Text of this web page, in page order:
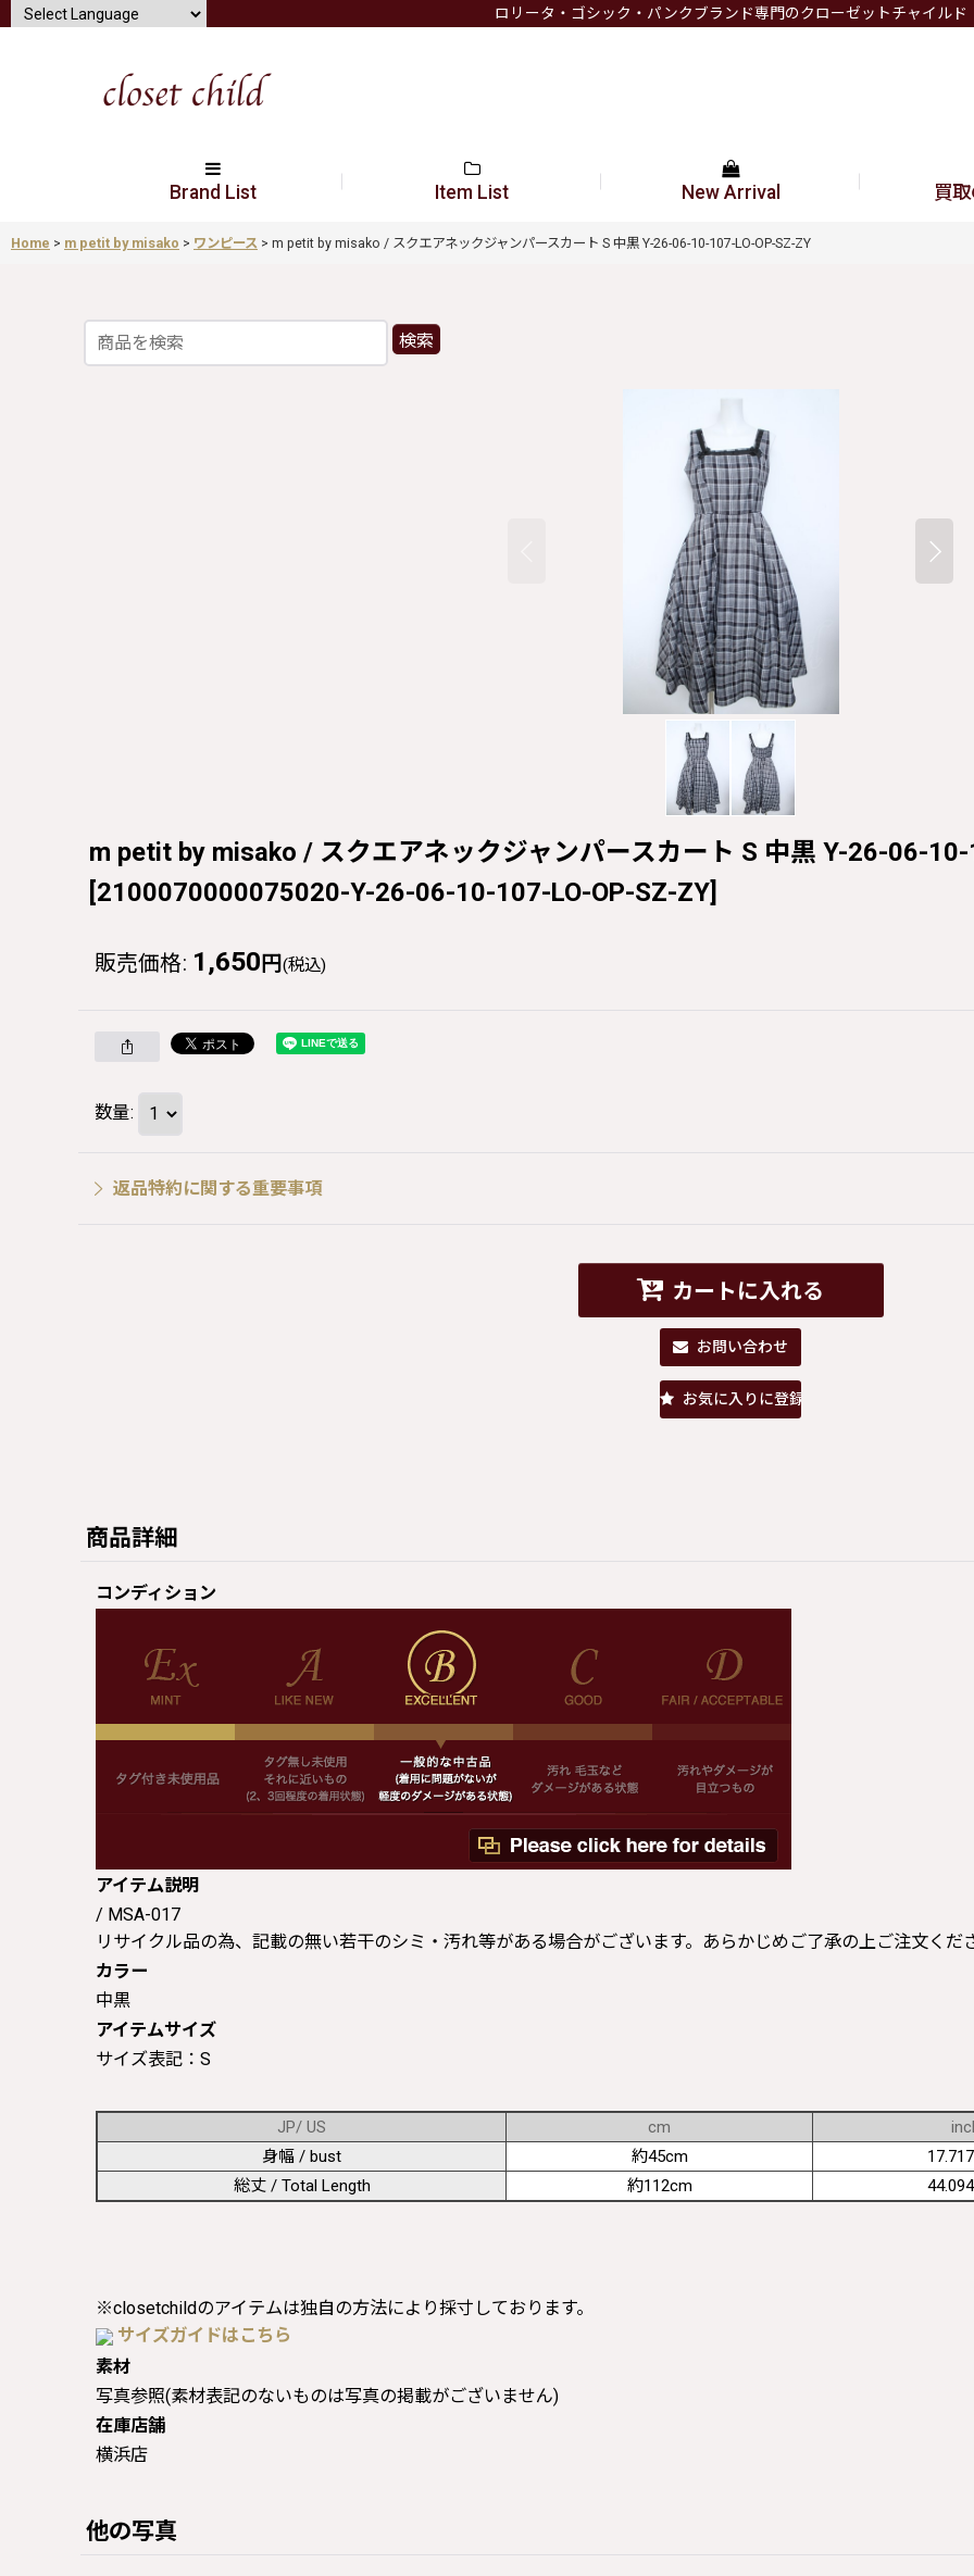
ロリータ・ゴシック・パンクブランド専門のクローゼットチャイルド
Brand List Item List New Arrival 買
Home > m petit by misako > ワンピース > m petit by misako / スクエアネックジャンパースカート S 中黒 Y-26-06-10-107-LO-OP-SZ-ZY
検索
m petit by misako / スクエアネックジャンパースカート S 中黒 Y-26-06-
[2100070000075020-Y-26-06-10-107-LO-OP-SZ-ZY]
販売価格: 1,650 円 (税込)
数量:
返品特約に関する重要事項
カートに入れる
お問い合わせ
お気に入りに登録
商品詳細
コンディション
アイテム説明
/ MSA-017
リサイクル品の為、記載の無い若干のシミ・汚れ等がある場合がございます。あらかじめご了承の上ご注文くだ
カラー
中黒
アイテムサイズ
サイズ表記：S
JP/ US cm
身幅 / bust
約45cm
総丈 / Total Length
約112cm
※closetchildのアイテムは独自の方法により採寸しております。
サイズガイドはこちら
素材
写真参照(素材表記のないものは写真の掲載がございません)
在庫店舗
横浜店
他の写真